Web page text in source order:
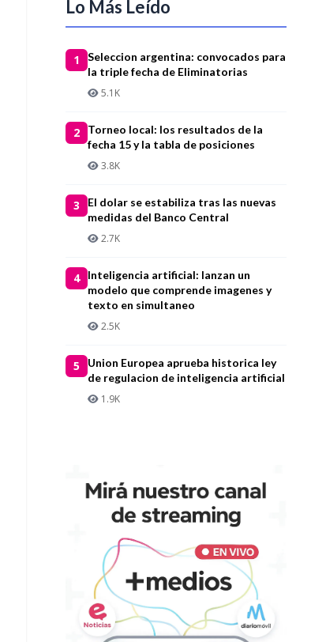
Lo Más Leído
1
Seleccion argentina: convocados para
la triple fecha de Eliminatorias
5.1K
2
Torneo local: los resultados de la
fecha 15 y la tabla de posiciones
3.8K
3
El dolar se estabiliza tras las nuevas
medidas del Banco Central
2.7K
4
Inteligencia artificial: lanzan un
modelo que comprende imagenes y
texto en simultaneo
2.5K
5
Union Europea aprueba historica ley
de regulacion de inteligencia artificial
1.9K